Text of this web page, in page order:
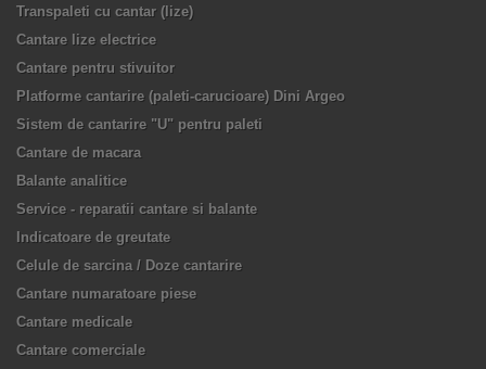
Transpaleti cu cantar (lize)
Cantare lize electrice
Cantare pentru stivuitor
Platforme cantarire (paleti-carucioare) Dini Argeo
Sistem de cantarire "U" pentru paleti
Cantare de macara
Balante analitice
Service - reparatii cantare si balante
Indicatoare de greutate
Celule de sarcina / Doze cantarire
Cantare numaratoare piese
Cantare medicale
Cantare comerciale